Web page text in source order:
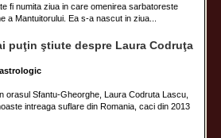
fi numita ziua in care omenirea sarbatoreste
a Mantuitorului. Ea s-a nascut in ziua...
puţin ştiute despre Laura Codruţa
orasul Sfantu-Gheorghe, Laura Codruta Lascu,
intreaga suflare din Romania, caci din 2013